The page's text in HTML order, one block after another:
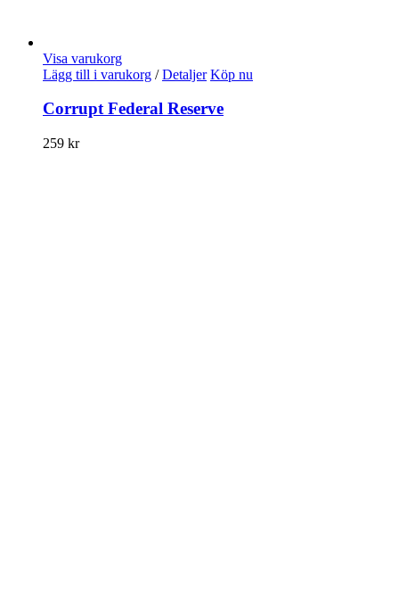
Visa varukorg
Lägg till i varukorg / Detaljer Köp nu
Corrupt Federal Reserve
259 kr